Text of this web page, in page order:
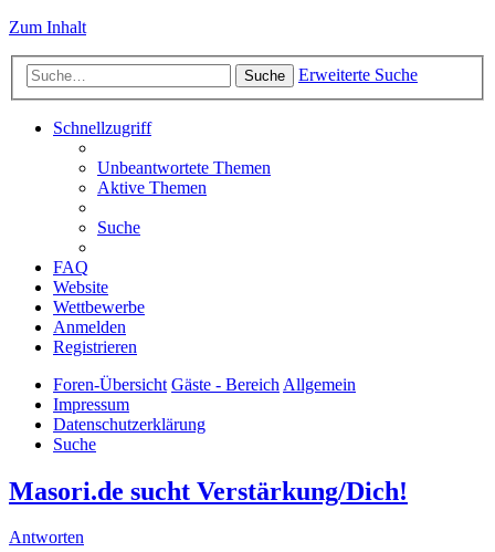
Zum Inhalt
Suche Erweiterte Suche
Schnellzugriff
Unbeantwortete Themen
Aktive Themen
Suche
FAQ
Website
Wettbewerbe
Anmelden
Registrieren
Foren-Übersicht Gäste - Bereich Allgemein
Impressum
Datenschutzerklärung
Suche
Masori.de sucht Verstärkung/Dich!
Antworten